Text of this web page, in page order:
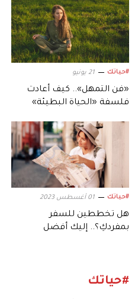
#حياتك 21 يونيو
«فن التمهل».. كيف أعادت
فلسفة «الحياة البطيئة»
#حياتك 01 أغسطس 2023
هل تخططين للسفر
بمفردكِ؟.. إليك أفضل
#حياتك